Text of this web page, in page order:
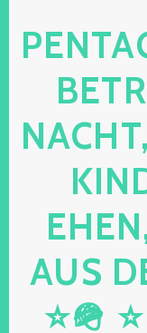
HT,
N,
DEN
⭐🪖